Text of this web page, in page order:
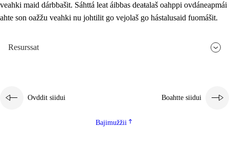
veahki maid dárbbašit. Sáhttá leat áibbas deaŧalaš oahppi ovdáneapmái
ahte son oažžu veahki nu johtilit go vejolaš go hástalusaid fuomášit.
Resurssat
Ovddit siidui Boahtte siidui
Bajimužžii